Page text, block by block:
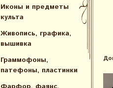
Иконы и предметы
культа
Живопись, графика,
вышивка
Граммофоны,
патефоны, пластинки